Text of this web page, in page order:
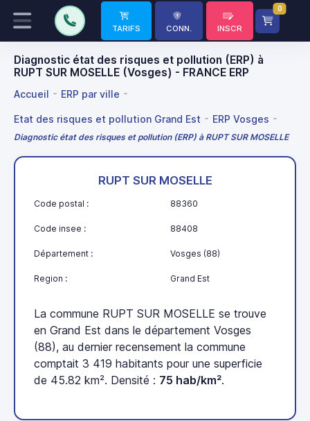
TARIFS CONN. INSCR
0
Diagnostic état des risques et pollution (ERP) à
RUPT SUR MOSELLE (Vosges) - FRANCE ERP
Accueil ERP par ville
Etat des risques et pollution Grand Est ERP Vosges
Diagnostic état des risques et pollution (ERP) à RUPT SUR MOSELLE
RUPT SUR MOSELLE
Code postal : 88360
Code insee : 88408
Département : Vosges (88)
Region : Grand Est
La commune RUPT SUR MOSELLE se trouve
en Grand Est dans le département Vosges
(88), au dernier recensement la commune
comptait 3 419 habitants pour une superficie
de 45.82 km². Densité : 75 hab/km².